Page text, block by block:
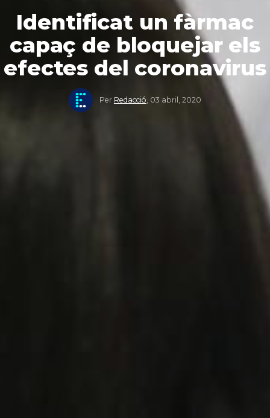
Identificat un fàrmac
capaç de bloquejar els
efectes del coronavirus
Per Redacció 03 abril, 2020